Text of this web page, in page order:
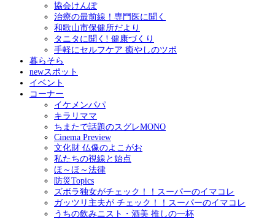
協会けんぽ
治療の最前線！専門医に聞く
和歌山市保健所だより
タニタに聞く! 健康づくり
手軽にセルフケア 癒やしのツボ
暮らそら
newスポット
イベント
コーナー
イケメンパパ
キラリママ
ちまたで話題のスグレMONO
Cinema Preview
文化財 仏像のよこがお
私たちの視線と始点
ほ～ほ～法律
防災Topics
ズボラ独女がチェック！！スーパーのイマコレ
ガッツリ主夫が チェック！！スーパーのイマコレ
うちの飲みニスト・酒美 推しの一杯